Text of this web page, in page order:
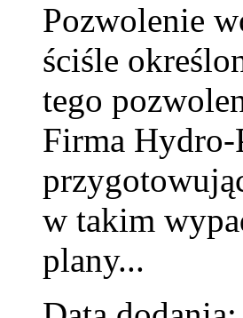
Pozwolenie
ściśle
tego
Firma Hydro-
w takim
plany...